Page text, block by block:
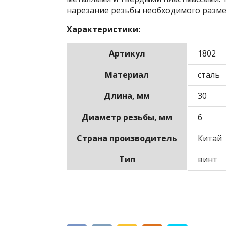
нарезание резьбы необходимого
Характеристики:
Артикул
1802
Материал
сталь
Длина, мм
30
Диаметр резьбы, мм
6
Страна производитель
Китай
Тип
винт